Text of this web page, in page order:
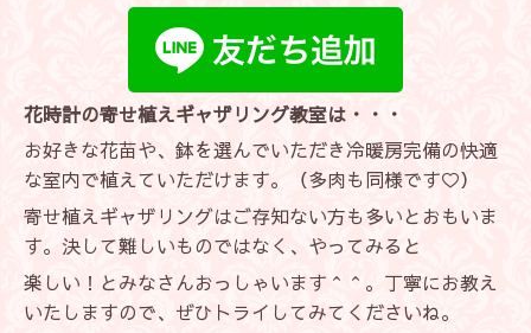
花時計の寄せ植えギャザリング教室は・・・
お好きな花苗や、鉢を選んでいただき冷暖房完備の快適
な室内で植えていただけます。（多肉も同様です♡）
寄せ植えギャザリングはご存知ない方も多いとおもいま
す。決して難しいものではなく、やってみると
楽しい！とみなさんおっしゃいます＾＾。丁寧にお教え
いたしますので、ぜひトライしてみてくださいね。